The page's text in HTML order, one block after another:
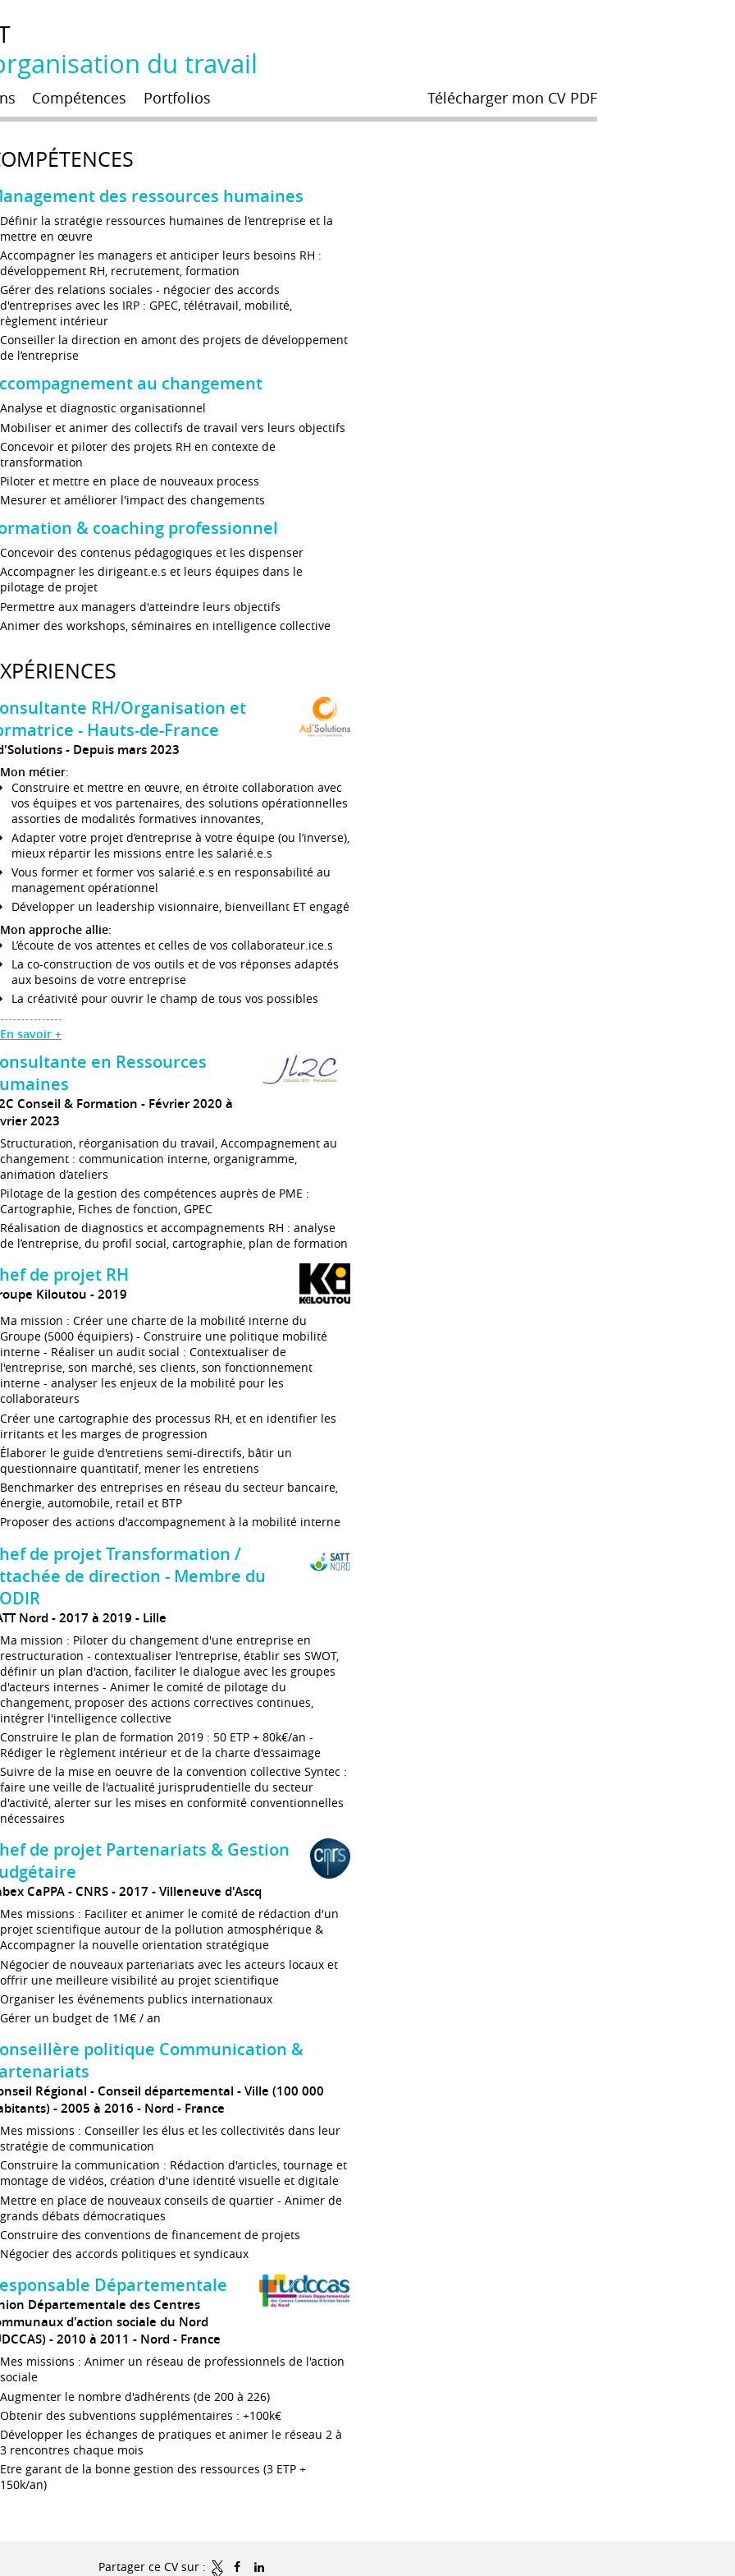
du travail
Compétences Portfolios Télécharger mon CV PDF
des ressources humaines
Définir la stratégie ressources humaines de l’entreprise et la
mettre en œuvre
Accompagner les managers et anticiper leurs besoins RH :
développement RH, recrutement, formation
Gérer des relations sociales - négocier des accords
d'entreprises avec les IRP : GPEC, télétravail, mobilité,
règlement intérieur
Conseiller la direction en amont des projets de développement
de l’entreprise
au changement
Analyse et diagnostic organisationnel
Mobiliser et animer des collectifs de travail vers leurs objectifs
Concevoir et piloter des projets RH en contexte de
transformation
Piloter et mettre en place de nouveaux process
Mesurer et améliorer l'impact des changements
& coaching professionnel
Concevoir des contenus pédagogiques et les dispenser
Accompagner les dirigeant.e.s et leurs équipes dans le
pilotage de projet
Permettre aux managers d'atteindre leurs objectifs
Animer des workshops, séminaires en intelligence collective
RH/Organisation et
- Hauts-de-France
Depuis mars 2023
Mon métier:
Construire et mettre en œuvre, en étroite collaboration avec
vos équipes et vos partenaires, des solutions opérationnelles
assorties de modalités formatives innovantes,
Adapter votre projet d’entreprise à votre équipe (ou l’inverse),
mieux répartir les missions entre les salarié.e.s
Vous former et former vos salarié.e.s en responsabilité au
management opérationnel
Développer un leadership visionnaire, bienveillant ET engagé
Mon approche allie:
L’écoute de vos attentes et celles de vos collaborateur.ice.s
La co-construction de vos outils et de vos réponses adaptés
aux besoins de votre entreprise
La créativité pour ouvrir le champ de tous vos possibles
En savoir +
en Ressources
Conseil & Formation
Février 2020 à
2023
Structuration, réorganisation du travail, Accompagnement au
changement : communication interne, organigramme,
animation d’ateliers
Pilotage de la gestion des compétences auprès de PME :
Cartographie, Fiches de fonction, GPEC
Réalisation de diagnostics et accompagnements RH : analyse
de l’entreprise, du profil social, cartographie, plan de formation
de projet RH
Kiloutou 2019
Ma mission : Créer une charte de la mobilité interne du
Groupe (5000 équipiers) - Construire une politique mobilité
interne - Réaliser un audit social : Contextualiser de
l'entreprise, son marché, ses clients, son fonctionnement
interne - analyser les enjeux de la mobilité pour les
collaborateurs
Créer une cartographie des processus RH, et en identifier les
irritants et les marges de progression
Élaborer le guide d'entretiens semi-directifs, bâtir un
questionnaire quantitatif, mener les entretiens
Benchmarker des entreprises en réseau du secteur bancaire,
énergie, automobile, retail et BTP
Proposer des actions d'accompagnement à la mobilité interne
de projet Transformation /
de direction - Membre du
Nord 2017 à 2019 Lille
Ma mission : Piloter du changement d'une entreprise en
restructuration - contextualiser l'entreprise, établir ses SWOT,
définir un plan d'action, faciliter le dialogue avec les groupes
d'acteurs internes - Animer le comité de pilotage du
changement, proposer des actions correctives continues,
intégrer l'intelligence collective
Construire le plan de formation 2019 : 50 ETP + 80k€/an -
Rédiger le règlement intérieur et de la charte d'essaimage
Suivre de la mise en oeuvre de la convention collective Syntec :
faire une veille de l'actualité jurisprudentielle du secteur
d'activité, alerter sur les mises en conformité conventionnelles
nécessaires
de projet Partenariats & Gestion
CaPPA - CNRS 2017 Villeneuve d'Ascq
Mes missions : Faciliter et animer le comité de rédaction d'un
projet scientifique autour de la pollution atmosphérique &
Accompagner la nouvelle orientation stratégique
Négocier de nouveaux partenariats avec les acteurs locaux et
offrir une meilleure visibilité au projet scientifique
Organiser les événements publics internationaux
Gérer un budget de 1M€ / an
politique Communication &
Régional - Conseil départemental - Ville (100 000
2005 à 2016 Nord France
Mes missions : Conseiller les élus et les collectivités dans leur
stratégie de communication
Construire la communication : Rédaction d'articles, tournage et
montage de vidéos, création d'une identité visuelle et digitale
Mettre en place de nouveaux conseils de quartier - Animer de
grands débats démocratiques
Construire des conventions de financement de projets
Négocier des accords politiques et syndicaux
Départementale
Départementale des Centres
d'action sociale du Nord
2010 à 2011 Nord France
Mes missions : Animer un réseau de professionnels de l'action
sociale
Augmenter le nombre d'adhérents (de 200 à 226)
Obtenir des subventions supplémentaires : +100k€
Développer les échanges de pratiques et animer le réseau 2 à
3 rencontres chaque mois
Etre garant de la bonne gestion des ressources (3 ETP +
150k/an)
Partager ce CV sur :